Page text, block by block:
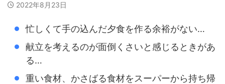
2022年8月23日
忙しくて手の込んだ夕食を作る余裕がない…
献立を考えるのが面倒くさいと感じるときがあ
る…
重い食材、かさばる食材をスーパーから持ち帰